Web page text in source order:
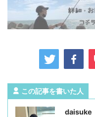
この記事を書いた人
daisuke